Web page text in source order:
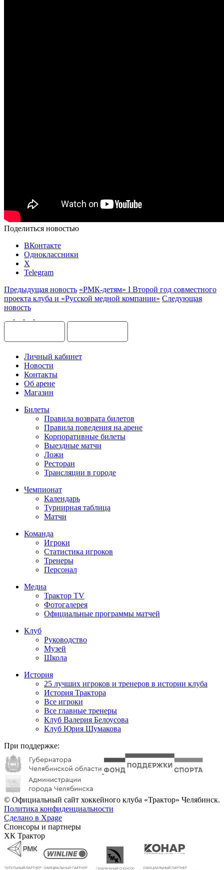
Поделиться новостью
ВКонтакте
Одноклассники
X
Telegram
Предыдущая новость «РМК-детям» I Второй год совместного
проекта клуба и «Русской медной компании» Следующая
новость
Личный кабинет
Новости
Контакты
Об арене
Магазин
Билеты
Правила возврата билетов
Правила поведения на арене
Корпоративные билеты
Выездные матчи
Ложи
Ресторан
Трансляции в городе
Чемпионат
Календарь
Турнирная таблица
Матчи
Команда
Игроки
Статистика игроков
Тренеры
Персонал
Медиа
Трактор TV
Фотогалерея
Официальные программы матчей
Клуб
Руководство
Музей
Школа
История
25 лучших игроков и тренеров в истории клуба
История Трактора
Все игроки
Все главные тренеры
Клуб Валерия Белоусова
Клуб Юрия Шумакова
При поддержке:
© Официальный сайт хоккейного клуба «Трактор» Челябинск.
Политика конфиденциальности
Сделано в Xpage
Спонсоры и партнеры
ХК Трактор